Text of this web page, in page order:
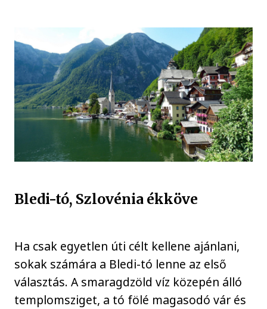
Bledi-tó, Szlovénia ékköve
Ha csak egyetlen úti célt kellene ajánlani,
sokak számára a Bledi-tó lenne az első
választás. A smaragdzöld víz közepén álló
templomsziget, a tó fölé magasodó vár és